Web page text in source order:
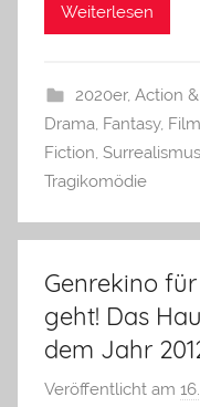
Weiterlesen
2020er, Action
Drama, Fantasy,
Fiction,
Tragikomödie
Genrekino
geht! Das
dem Jahr
Veröffentlicht am